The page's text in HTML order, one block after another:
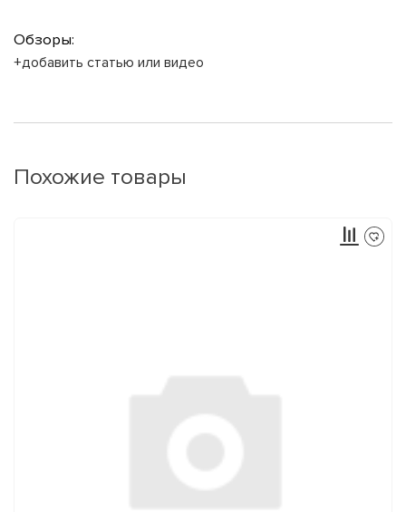
Обзоры:
+добавить статью или видео
Похожие товары